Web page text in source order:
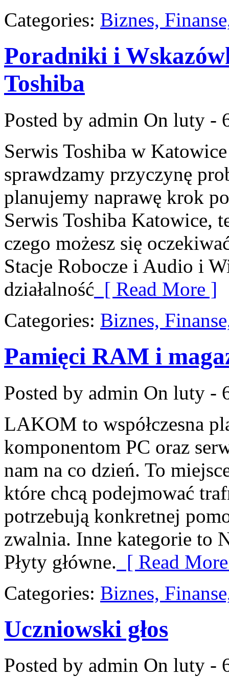
Categories: Biznes,
Poradniki i
Toshiba
Posted by admin On luty -
Serwis Toshiba w
sprawdzamy przyczynę
planujemy naprawę krok
Serwis Toshiba Katowice,
czego możesz się
Stacje Robocze i Audio i
działalność [ Read More ]
Categories: Biznes,
Pamięci RAM i
Posted by admin On luty -
LAKOM to współczesna
komponentom PC oraz
nam na co dzień. To
które chcą podejmować
potrzebują konkretnej
zwalnia. Inne kategorie to
Płyty główne. [ Read
Categories: Biznes,
Uczniowski głos
Posted by admin On luty -